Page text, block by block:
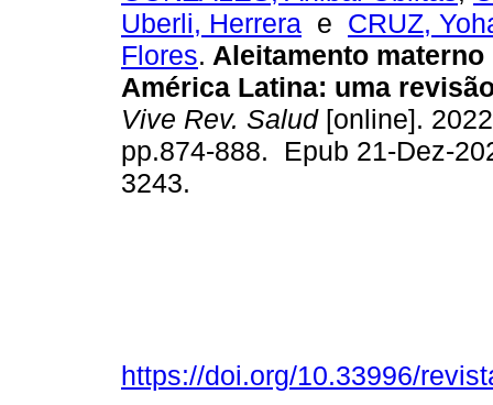
Uberli, Herrera e CRUZ,
Flores. Aleitamento
América Latina: uma
Vive Rev. Salud[online].
pp.874-888. Epub 21-Dez-
3243.
https://doi.org/10.33996/